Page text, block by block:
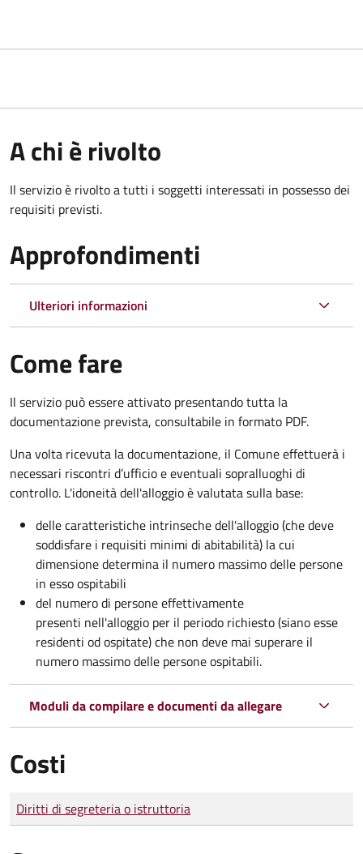
A chi è rivolto
Il servizio è rivolto a tutti i soggetti interessati in possesso dei
requisiti previsti.
Approfondimenti
Ulteriori informazioni
Come fare
Il servizio può essere attivato presentando tutta la
documentazione prevista, consultabile in formato PDF.
Una volta ricevuta la documentazione, il Comune effettuerà i
necessari riscontri d’ufficio e eventuali sopralluoghi di
controllo. L'idoneità dell'alloggio è valutata sulla base:
delle caratteristiche intrinseche dell'alloggio (che deve
soddisfare i requisiti minimi di abitabilità) la cui
dimensione determina il numero massimo delle persone
in esso ospitabili
del numero di persone effettivamente
presenti nell'alloggio per il periodo richiesto (siano esse
residenti od ospitate) che non deve mai superare il
numero massimo delle persone ospitabili.
Moduli da compilare e documenti da allegare
Costi
Tipo di pagamento
Importo
Diritti di segreteria o istruttoria